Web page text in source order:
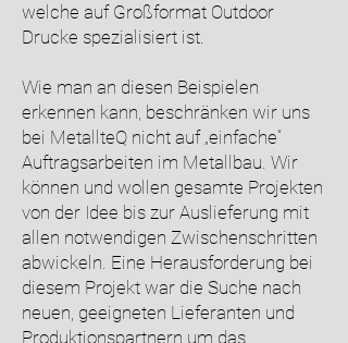
welche auf Großformat Outdoor
Drucke spezialisiert ist.
Wie man an diesen Beispielen
erkennen kann, beschränken wir uns
bei MetallteQ nicht auf „einfache“
Auftragsarbeiten im Metallbau. Wir
können und wollen gesamte Projekten
von der Idee bis zur Auslieferung mit
allen notwendigen Zwischenschritten
abwickeln. Eine Herausforderung bei
diesem Projekt war die Suche nach
neuen, geeigneten Lieferanten und
Produktionspartnern um das